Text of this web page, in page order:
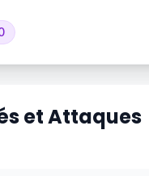
et Attaques